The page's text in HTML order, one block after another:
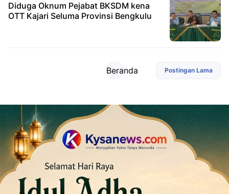
Diduga Oknum Pejabat BKSDM kena
OTT Kajari Seluma Provinsi Bengkulu
Postingan Lama
Beranda